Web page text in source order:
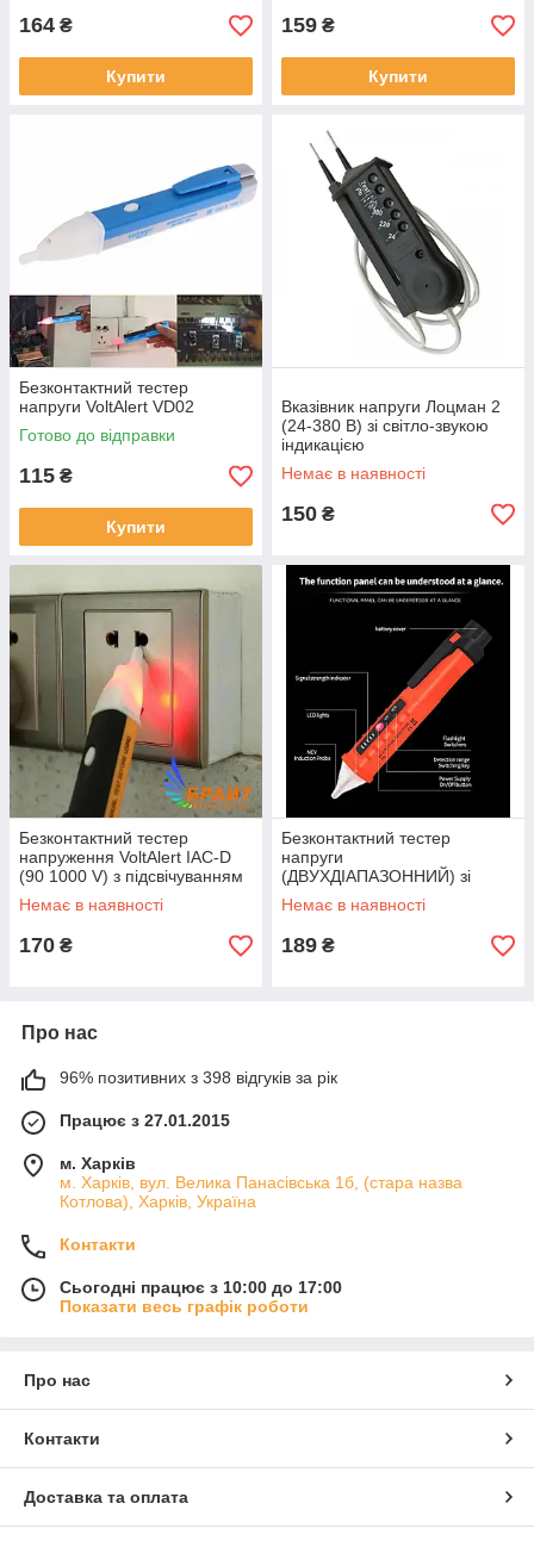
164 ₴
Купити
159 ₴
Купити
Безконтактний тестер
напруги VoltAlert VD02
Готово до відправки
115 ₴
Купити
Вказівник напруги Лоцман 2
(24-380 В) зі світло-звукою
індикацією
Немає в наявності
150 ₴
Безконтактний тестер
напруження VoltAlert IAC-D
(90 1000 V) з підсвічуванням
Немає в наявності
170 ₴
Безконтактний тестер
напруги
(ДВУХДІАПАЗОННИЙ) зі
світловою і звуковою
індикацією
Немає в наявності
189 ₴
Про нас
96% позитивних з 398 відгуків за рік
Працює з 27.01.2015
м. Харків
м. Харків, вул. Велика Панасівська 1б, (стара назва
Котлова), Харків, Україна
Контакти
Сьогодні працює з 10:00 до 17:00
Показати весь графік роботи
Про нас
Контакти
Доставка та оплата